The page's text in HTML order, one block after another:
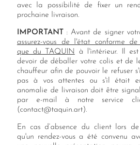
avec la possibilité de fixer un
prochaine livraison.
IMPORTANT
: Avant de signer
assurez-vous de l'état conforme
que du TAQUIN
à l'intérieur. Il
devoir de déballer votre colis et de
chauffeur afin de pouvoir le refuser
pas à vos attentes ou s'il était
anomalie de livraison doit être
par e-mail à notre service
(contact@taquin.art).
En cas d’absence du client lors
qu'un rendez-vous a été convenu